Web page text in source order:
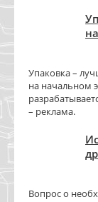
Упаковка –
на начальном
– реклама.
Вопрос о